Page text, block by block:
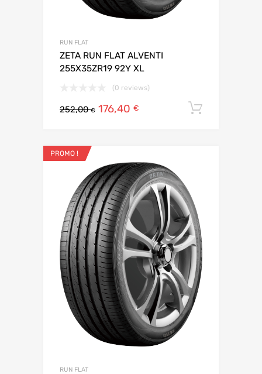
RUN FLAT
ZETA RUN FLAT ALVENTI
255X35ZR19 92Y XL
(0 reviews)
252,00€ 176,40 €
PROMO !
RUN FLAT